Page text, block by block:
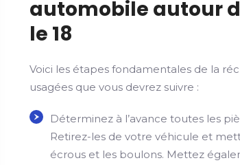
automobile autour
le 18
Voici les étapes fondamentales de la
usagées que vous devrez suivre :
Déterminez à l’avance toutes les
Retirez-les de votre véhicule et
écrous et les boulons. Mettez